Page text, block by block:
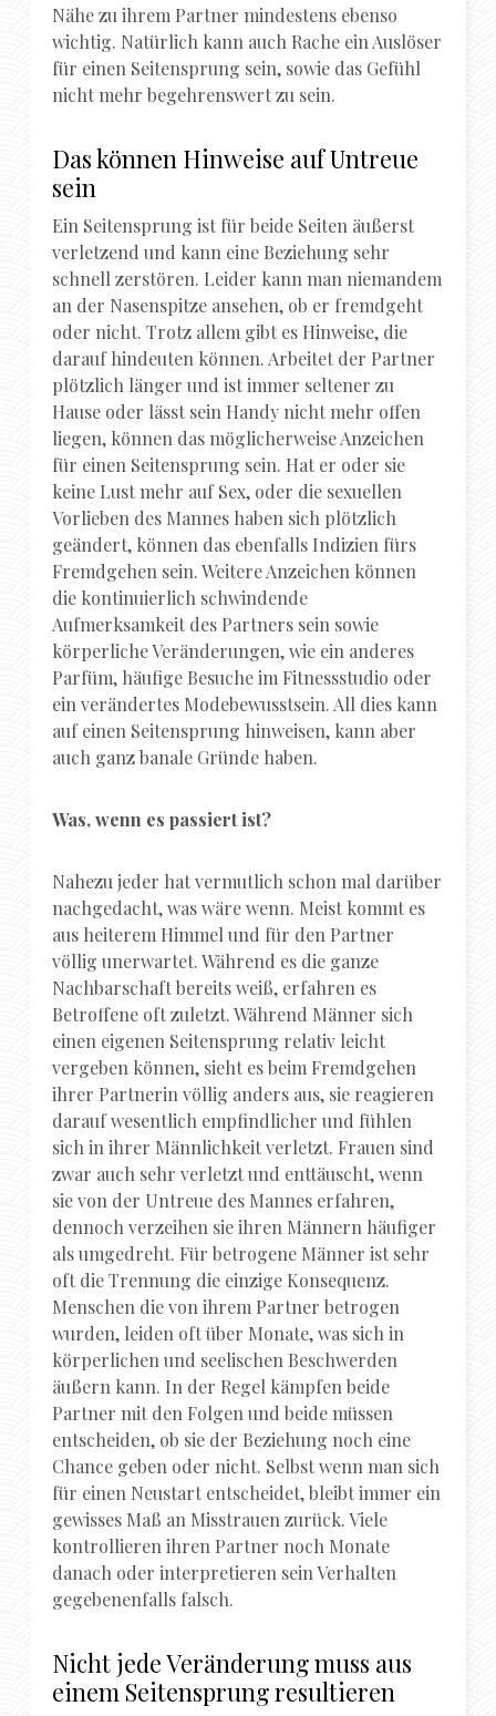
Nähe zu ihrem Partner mindestens ebenso
wichtig. Natürlich kann auch Rache ein Auslöser
für einen Seitensprung sein, sowie das Gefühl
nicht mehr begehrenswert zu sein.
Das können Hinweise auf Untreue
sein
Ein Seitensprung ist für beide Seiten äußerst
verletzend und kann eine Beziehung sehr
schnell zerstören. Leider kann man niemandem
an der Nasenspitze ansehen, ob er fremdgeht
oder nicht. Trotz allem gibt es Hinweise, die
darauf hindeuten können. Arbeitet der Partner
plötzlich länger und ist immer seltener zu
Hause oder lässt sein Handy nicht mehr offen
liegen, können das möglicherweise Anzeichen
für einen Seitensprung sein. Hat er oder sie
keine Lust mehr auf Sex, oder die sexuellen
Vorlieben des Mannes haben sich plötzlich
geändert, können das ebenfalls Indizien fürs
Fremdgehen sein. Weitere Anzeichen können
die kontinuierlich schwindende
Aufmerksamkeit des Partners sein sowie
körperliche Veränderungen, wie ein anderes
Parfüm, häufige Besuche im Fitnessstudio oder
ein verändertes Modebewusstsein. All dies kann
auf einen Seitensprung hinweisen, kann aber
auch ganz banale Gründe haben.
Was, wenn es passiert ist?
Nahezu jeder hat vermutlich schon mal darüber
nachgedacht, was wäre wenn. Meist kommt es
aus heiterem Himmel und für den Partner
völlig unerwartet. Während es die ganze
Nachbarschaft bereits weiß, erfahren es
Betroffene oft zuletzt. Während Männer sich
einen eigenen Seitensprung relativ leicht
vergeben können, sieht es beim Fremdgehen
ihrer Partnerin völlig anders aus, sie reagieren
darauf wesentlich empfindlicher und fühlen
sich in ihrer Männlichkeit verletzt. Frauen sind
zwar auch sehr verletzt und enttäuscht, wenn
sie von der Untreue des Mannes erfahren,
dennoch verzeihen sie ihren Männern häufiger
als umgedreht. Für betrogene Männer ist sehr
oft die Trennung die einzige Konsequenz.
Menschen die von ihrem Partner betrogen
wurden, leiden oft über Monate, was sich in
körperlichen und seelischen Beschwerden
äußern kann. In der Regel kämpfen beide
Partner mit den Folgen und beide müssen
entscheiden, ob sie der Beziehung noch eine
Chance geben oder nicht. Selbst wenn man sich
für einen Neustart entscheidet, bleibt immer ein
gewisses Maß an Misstrauen zurück. Viele
kontrollieren ihren Partner noch Monate
danach oder interpretieren sein Verhalten
gegebenenfalls falsch.
Nicht jede Veränderung muss aus
einem Seitensprung resultieren